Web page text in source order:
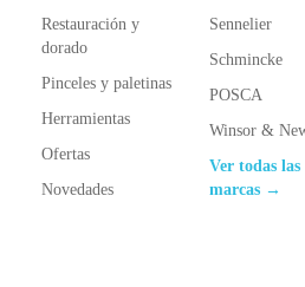
Restauración y
dorado
Pinceles y paletinas
Herramientas
Ofertas
Novedades
Sennelier
Schmincke
POSCA
Winsor &
Ver todas las
marcas →